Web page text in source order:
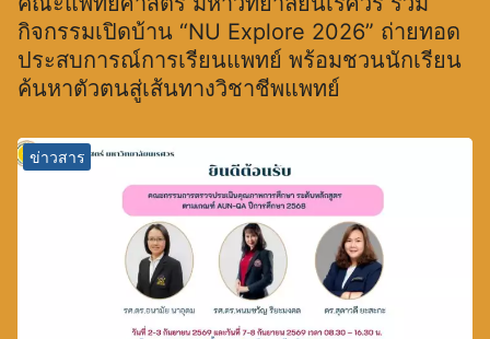
กิจกรรมเปิดบ้าน “NU Explore 2026” ถ่ายทอด
ประสบการณ์การเรียนแพทย์ พร้อมชวนนักเรียน
ค้นหาตัวตนสู่เส้นทางวิชาชีพแพทย์
ข่าวสาร